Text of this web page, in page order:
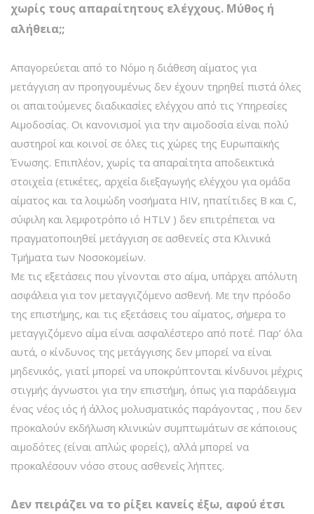
χωρίς τους απαραίτητους ελέγχους. Μύθος ή
αλήθεια;;
Απαγορεύεται από το Νόμο η διάθεση αίματος για
μετάγγιση αν προηγουμένως δεν έχουν τηρηθεί πιστά όλες
οι απαιτούμενες διαδικασίες ελέγχου από τις Υπηρεσίες
Αιμοδοσίας. Οι κανονισμοί για την αιμοδοσία είναι πολύ
αυστηροί και κοινοί σε όλες τις χώρες της Ευρωπαϊκής
Ένωσης. Επιπλέον, χωρίς τα απαραίτητα αποδεικτικά
στοιχεία (ετικέτες, αρχεία διεξαγωγής ελέγχου για ομάδα
αίματος και τα λοιμώδη νοσήματα HIV, ηπατίτιδες Β και C,
σύφιλη και λεμφοτρόπο ιό HTLV ) δεν επιτρέπεται να
πραγματοποιηθεί μετάγγιση σε ασθενείς στα Κλινικά
Τμήματα των Νοσοκομείων.
Με τις εξετάσεις που γίνονται στο αίμα, υπάρχει απόλυτη
ασφάλεια για τον μεταγγιζόμενο ασθενή. Με την πρόοδο
της επιστήμης, και τις εξετάσεις του αίματος, σήμερα το
μεταγγιζόμενο αίμα είναι ασφαλέστερο από ποτέ. Παρ’ όλα
αυτά, ο κίνδυνος της μετάγγισης δεν μπορεί να είναι
μηδενικός, γιατί μπορεί να υποκρύπτονται κίνδυνοι μέχρις
στιγμής άγνωστοι για την επιστήμη, όπως για παράδειγμα
ένας νέος ιός ή άλλος μολυσματικός παράγοντας , που δεν
προκαλούν εκδήλωση κλινικών συμπτωμάτων σε κάποιους
αιμοδότες (είναι απλώς φορείς), αλλά μπορεί να
προκαλέσουν νόσο στους ασθενείς λήπτες.
Δεν πειράζει να το ρίξει κανείς έξω, αφού έτσι